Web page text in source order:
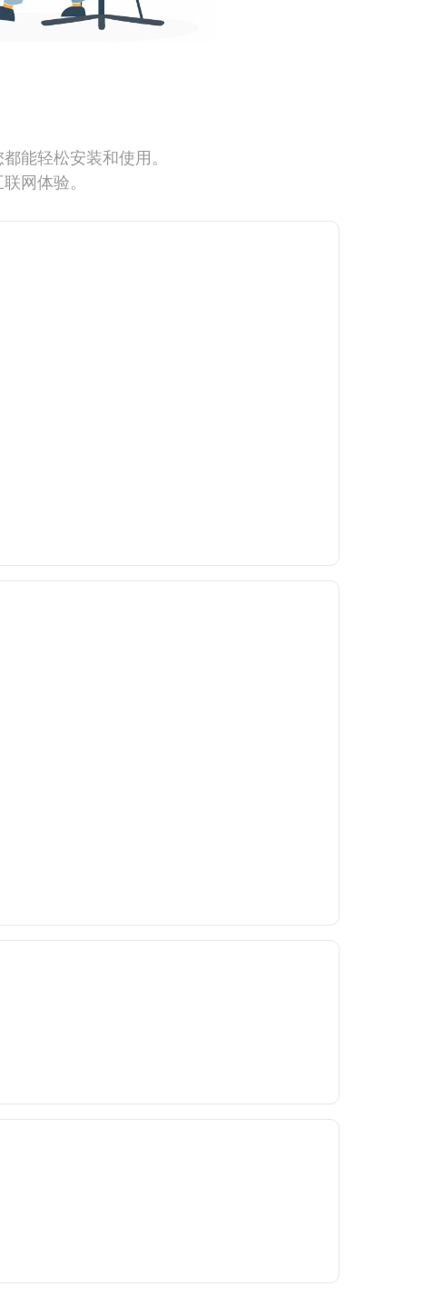
能轻松安装和使用。
网体验。